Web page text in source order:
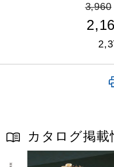
3,960
カタログ掲載